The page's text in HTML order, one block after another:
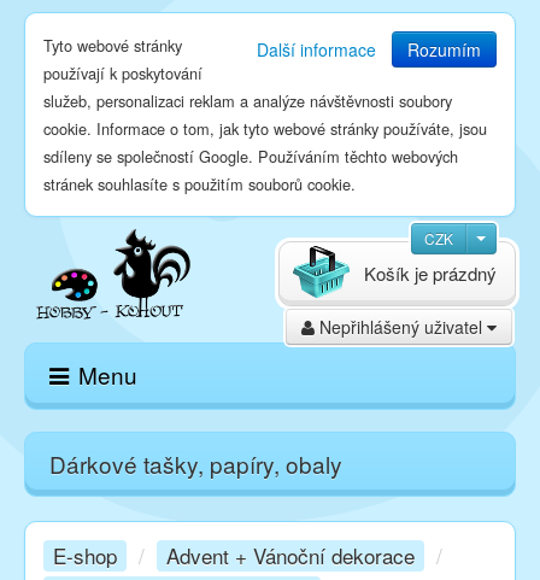
Další informace Rozumím
Tyto webové stránky
používají k poskytování
služeb, personalizaci reklam a analýze návštěvnosti soubory
cookie. Informace o tom, jak tyto webové stránky používáte, jsou
sdíleny se společností Google. Používáním těchto webových
stránek souhlasíte s použitím souborů cookie.
CZK
Nepřihlášený uživatel
Košík je prázdný
Menu
Domů
E-shop
Dárkové tašky, papíry, obaly
E-shop / Advent + Vánoční dekorace
/